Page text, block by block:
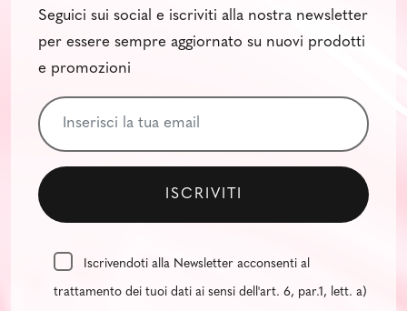
Seguici sui social e iscriviti alla nostra newsletter
per essere sempre aggiornato su nuovi prodotti
e promozioni
Iscrivendoti alla Newsletter acconsenti al
trattamento dei tuoi dati ai sensi dell'art. 6, par.1, lett. a)